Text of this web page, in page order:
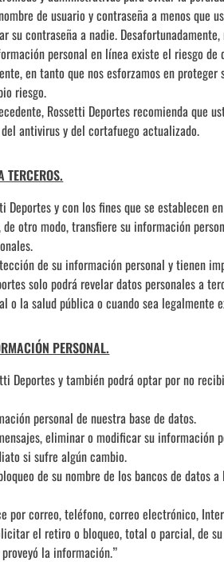
de usuario y contraseña a menos que
su contraseña a nadie.
personal en línea existe el riesgo
en tanto que nos esforzamos en
riesgo.
Rossetti Deportes recomienda que
antivirus y del cortafuego actualizado.
TERCEROS.
y con los fines que se establecen
otro modo, transfiere su información
de su información personal y tienen
solo podrá revelar datos personales a
o la salud pública o cuando sea legalmente
PERSONAL.
Deportes y también podrá optar por no
personal de nuestra base de datos.
eliminar o modificar su
si sufre algún cambio.
de su nombre de los bancos de datos
por correo, teléfono, correo electrónico,
el retiro o bloqueo, total o parcial, de
la información.”